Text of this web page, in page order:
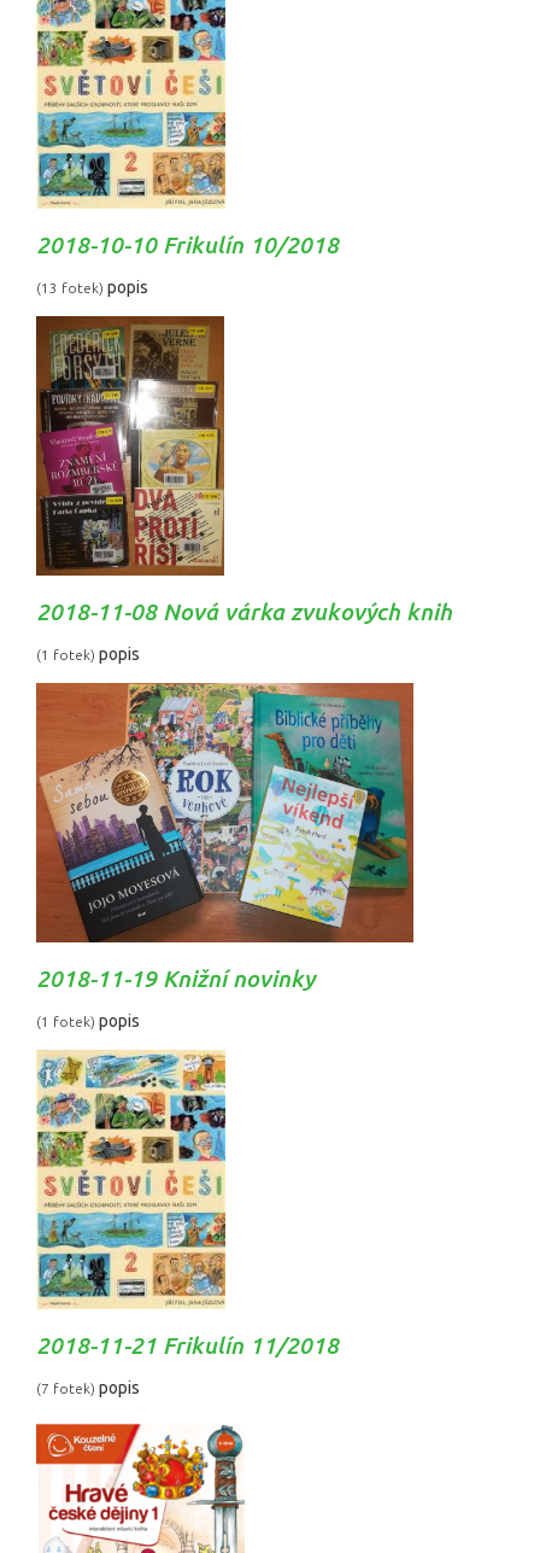
2018-10-10 Frikulín 10/2018
(13 fotek) popis
2018-11-08 Nová várka zvukových knih
(1 fotek) popis
2018-11-19 Knižní novinky
(1 fotek) popis
2018-11-21 Frikulín 11/2018
(7 fotek) popis